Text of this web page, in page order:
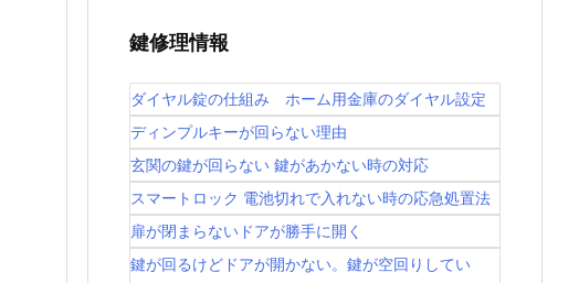
鍵修理情報
ダイヤル錠の仕組み ホーム用金庫のダイヤル設定
ディンプルキーが回らない理由
玄関の鍵が回らない 鍵があかない時の対応
スマートロック 電池切れで入れない時の応急処置法
扉が閉まらないドアが勝手に開く
鍵が回るけどドアが開かない。鍵が空回りしてい